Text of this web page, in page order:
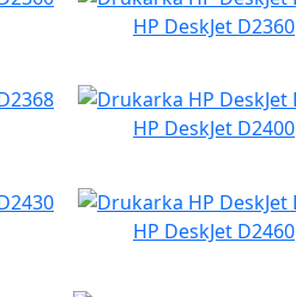
HP DeskJet D2360
HP DeskJet D2400
HP DeskJet D2460